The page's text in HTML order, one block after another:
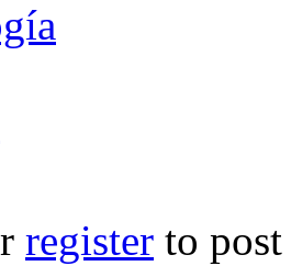
register to